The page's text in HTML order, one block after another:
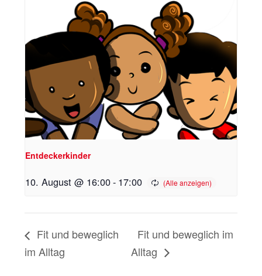
Entdeckerkinder
10. August @ 16:00- 17:00
Fit und beweglich
im Alltag
Fit und beweglich im
Alltag